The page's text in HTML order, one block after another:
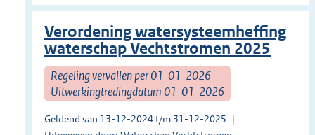
Verordening watersysteemheffing
waterschap Vechtstromen 2025
Regeling vervallen per 01-01-2026
Uitwerkingtredingdatum 01-01-2026
Geldend van 13-12-2024 t/m 31-12-2025